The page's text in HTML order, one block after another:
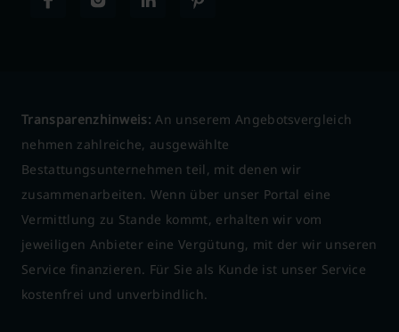
Transparenzhinweis: An unserem Angebotsvergleich
nehmen zahlreiche, ausgewählte
Bestattungsunternehmen teil, mit denen wir
zusammenarbeiten. Wenn über unser Portal eine
Vermittlung zu Stande kommt, erhalten wir vom
jeweiligen Anbieter eine Vergütung, mit der wir unseren
Service finanzieren. Für Sie als Kunde ist unser Service
kostenfrei und unverbindlich.